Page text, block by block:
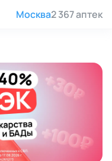
Москва2 367 аптек